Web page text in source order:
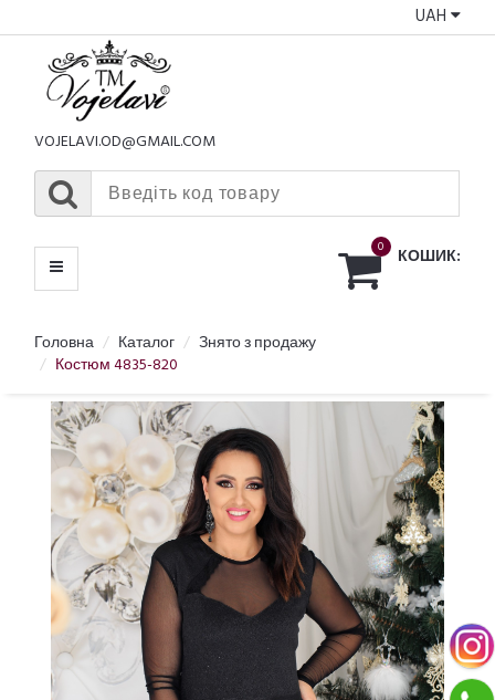
UAH
VOJELAVI.OD@GMAIL.COM
0 КОШИК:
МЕНЮ
Головна Каталог
Знято з продажу
Костюм 4835-820